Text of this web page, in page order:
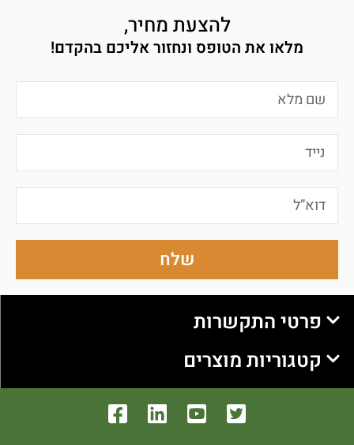
להצעת מחיר,
מלאו את הטופס ונחזור אליכם בהקדם!
שלח
פרטי התקשרות
קטגוריות מוצרים